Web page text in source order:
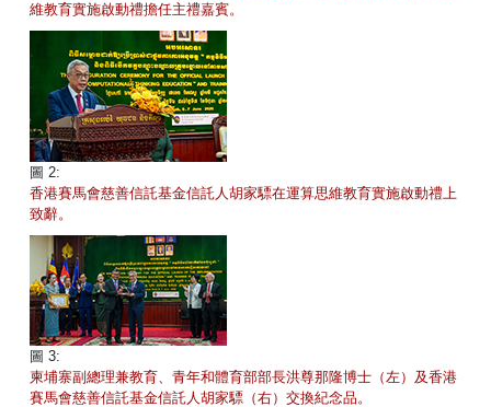
維教育實施啟動禮擔任主禮嘉賓。
圖 2:
香港賽馬會慈善信託基金信託人胡家驃在運算思維教育實施啟動禮上
致辭。
圖 3:
柬埔寨副總理兼教育、青年和體育部部長洪尊那隆博士（左）及香港
賽馬會慈善信託基金信託人胡家驃（右）交換紀念品。